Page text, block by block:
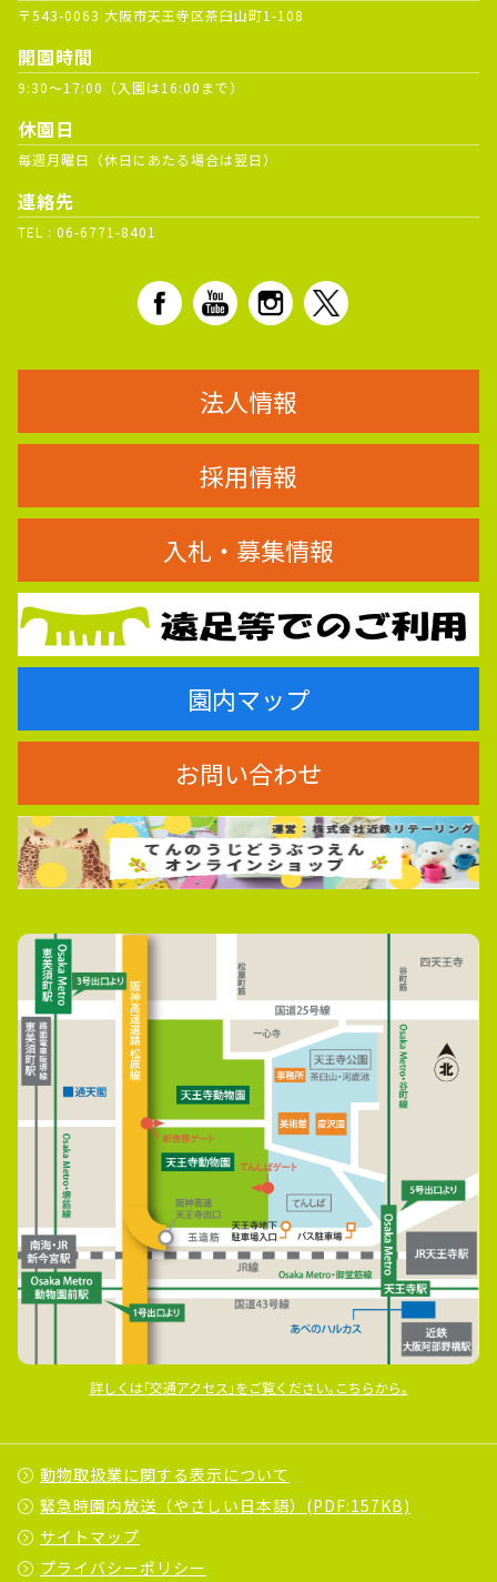
〒543-0063 大阪市天王寺区茶臼山町1-108
開園時間
9:30～17:00（入園は16:00まで）
休園日
毎週月曜日（休日にあたる場合は翌日）
連絡先
TEL : 06-6771-8401
法人情報
採用情報
入札・募集情報
園内マップ
お問い合わせ
詳しくは｢交通アクセス｣をご覧ください｡こちらから｡
動物取扱業に関する表示について
緊急時園内放送（やさしい日本語）(PDF:157KB)
サイトマップ
プライバシーポリシー